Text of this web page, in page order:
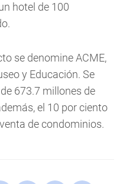
hotel de 100
se denomine ACME,
y Educación. Se
673.7 millones de
el 10 por ciento
de condominios.